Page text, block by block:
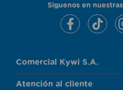
Siguenos en
Comercial Kywi S.A.
Atención al cliente